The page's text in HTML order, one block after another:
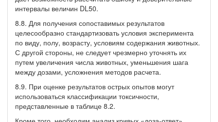
интервалы величин DL50.
8.8. Для получения сопоставимых результатов
целесообразно стандартизовать условия эксперимента
по виду, полу, возрасту, условиям содержания животных.
С другой стороны, не следует чрезмерно уточнять их
путем увеличения числа животных, уменьшения шага
между дозами, усложнения методов расчета.
8.9. При оценке результатов острых опытов могут
использоваться классификации токсичности,
представленные в таблице 8.2.